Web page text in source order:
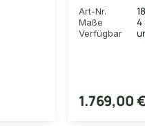
Art-Nr.
Maße 4
Verfügbar
1.769,00 €